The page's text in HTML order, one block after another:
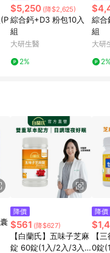
$5,250 (降$2,625)
綜合鈣+D3 粉包10入
組
大研生醫
2%
綜合
組
大研
降價
$561 (降$627)
【白蘭氏】五味子芝麻
錠 60錠(1入/2入/3入/
降價
【
0錠